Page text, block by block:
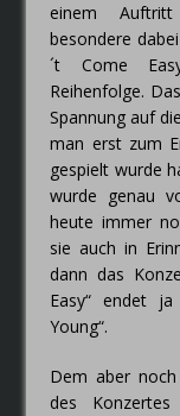
einem
besondere
´t Come
Reihenfolge.
Spannung auf
man erst zum
gespielt wurde
wurde genau
heute immer
sie auch in
dann das
Easy“ endet
Young“.
Dem aber
des